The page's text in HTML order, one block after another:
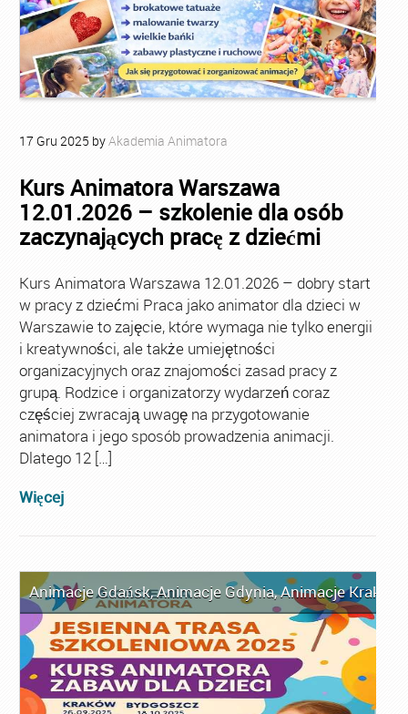
17 Gru 2025 byAkademia Animatora
Kurs Animatora Warszawa
12.01.2026 – szkolenie dla osób
zaczynających pracę z dziećmi
Kurs Animatora Warszawa 12.01.2026 – dobry start
w pracy z dziećmi Praca jako animator dla dzieci w
Warszawie to zajęcie, które wymaga nie tylko energii
i kreatywności, ale także umiejętności
organizacyjnych oraz znajomości zasad pracy z
grupą. Rodzice i organizatorzy wydarzeń coraz
częściej zwracają uwagę na przygotowanie
animatora i jego sposób prowadzenia animacji.
Dlatego 12 […]
Więcej
Animacje Gdańsk,Animacje Gdynia,Animacje Kraków